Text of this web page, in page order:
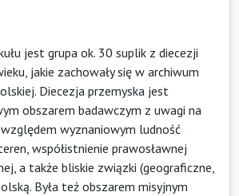
jest grupa ok. 30 suplik z diecezji
jakie zachowały się w archiwum
Diecezja przemyska jest
obszarem badawczym z uwagi na
wyznaniowym ludność
współistnienie prawosławnej
a także bliskie związki (geograficzne,
Była też obszarem misyjnym